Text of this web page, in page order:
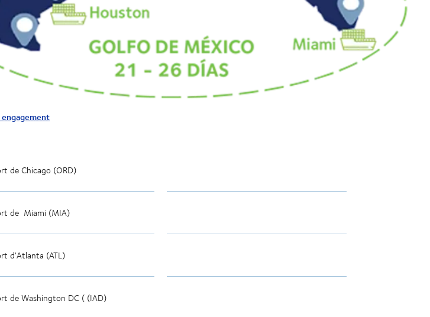
deChicago (ORD)
de Miami (MIA)
d'Atlanta (ATL)
de Washington DC ( (IAD)